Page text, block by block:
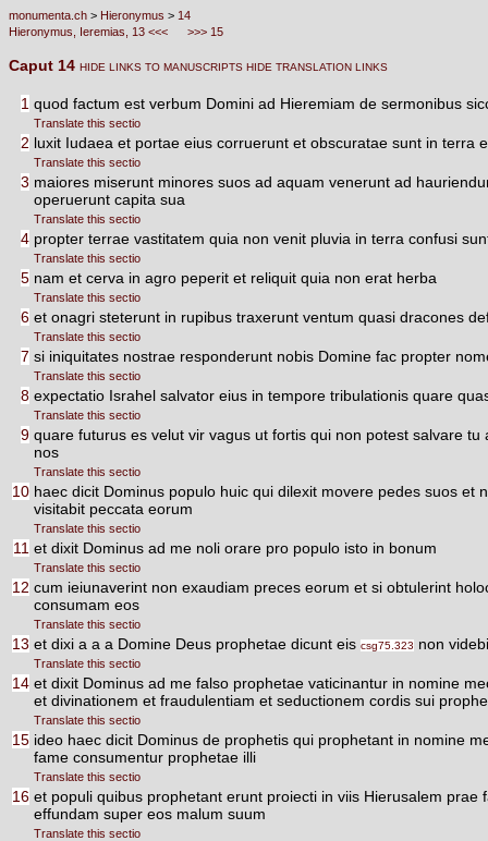
monumenta.ch > Hieronymus > 14
Hieronymus, Ieremias, 13 <<<
>>> 15
Caput 14 HIDE LINKS TO MANUSCRIPTS HIDE TRANSLATION LINKS
1 quod factum est verbum Domini ad Hieremiam de sermonibus
Translate this sectio
2 luxit Iudaea et portae eius corruerunt et obscuratae sunt in terra
Translate this sectio
3 maiores miserunt minores suos ad aquam venerunt ad
operuerunt capita sua
Translate this sectio
4 propter terrae vastitatem quia non venit pluvia in terra confusi
Translate this sectio
5 nam et cerva in agro peperit et reliquit quia non erat herba
Translate this sectio
6 et onagri steterunt in rupibus traxerunt ventum quasi dracones
Translate this sectio
7 si iniquitates nostrae responderunt nobis Domine fac propter
Translate this sectio
8 expectatio Israhel salvator eius in tempore tribulationis quare
Translate this sectio
9 quare futurus es velut vir vagus ut fortis qui non potest salvare
nos
Translate this sectio
10 haec dicit Dominus populo huic qui dilexit movere pedes suos et
visitabit peccata eorum
Translate this sectio
11 et dixit Dominus ad me noli orare pro populo isto in bonum
Translate this sectio
12 cum ieiunaverint non exaudiam preces eorum et si obtulerint
consumam eos
Translate this sectio
13 et dixi a a a Domine Deus prophetae dicunt eis csg75.323 non
Translate this sectio
14 et dixit Dominus ad me falso prophetae vaticinantur in nomine
et divinationem et fraudulentiam et seductionem cordis sui
Translate this sectio
15 ideo haec dicit Dominus de prophetis qui prophetant in nomine
fame consumentur prophetae illi
Translate this sectio
16 et populi quibus prophetant erunt proiecti in viis Hierusalem
effundam super eos malum suum
Translate this sectio